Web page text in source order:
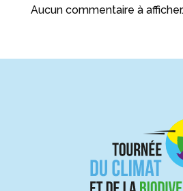
Aucun commentaire à afficher.